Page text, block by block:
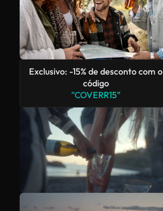
Exclusivo: -15% de desconto com o
código
"COVERR15"